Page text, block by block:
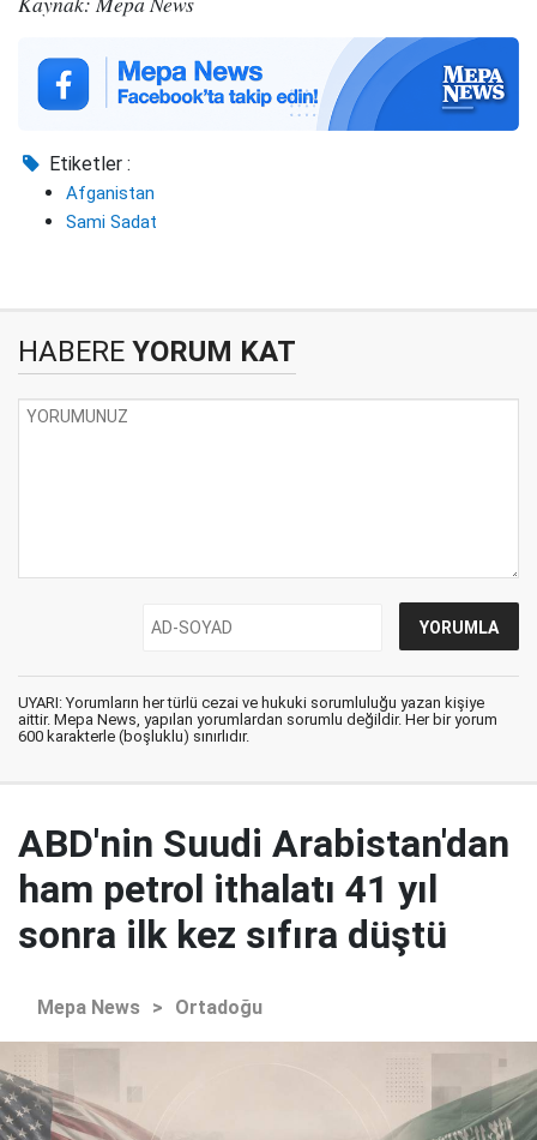
Etiketler :
Afganistan
Sami Sadat
HABERE YORUM KAT
UYARI: Yorumların her türlü cezai ve hukuki sorumluluğu yazan kişiye
aittir. Mepa News, yapılan yorumlardan sorumlu değildir. Her bir yorum
600 karakterle (boşluklu) sınırlıdır.
ABD'nin Suudi Arabistan'dan
ham petrol ithalatı 41 yıl
sonra ilk kez sıfıra düştü
Mepa News > Ortadoğu